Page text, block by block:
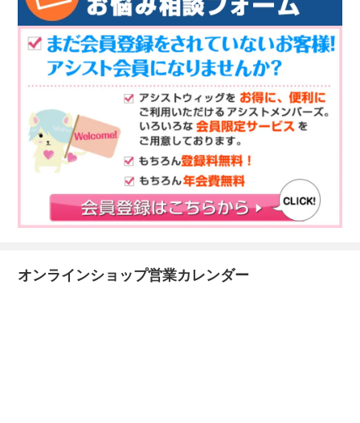
オンラインショップ営業カレンダー